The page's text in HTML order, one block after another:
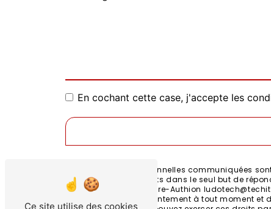
En cochant cette case, j'accepte les
** Les données personnelles communiquées
It et ses sous-traitants dans le seul but de
Grand Rue, 49800 Loire-Authion
retrait de votre consentement à tout moment
Ce site utilise des cookies